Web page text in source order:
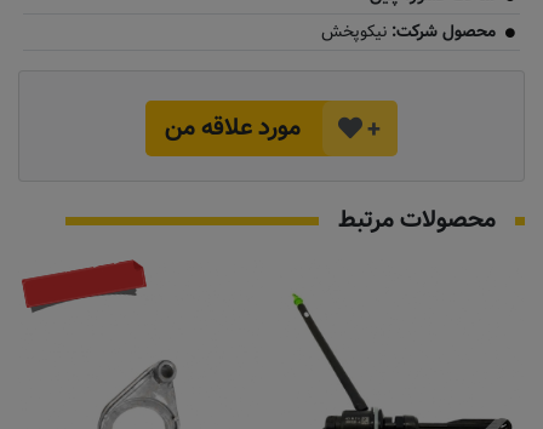
محصول شرکت: نیکوپخش
+ مورد علاقه من
محصولات مرتبط
موجود نیست